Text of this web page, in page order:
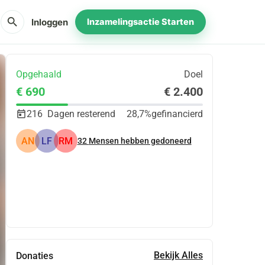
search Inloggen Inzamelingsactie Starten
Opgehaald Doel
€ 690 € 2.400
216 Dagen resterend 28,7%gefinancierd
AN LF RM 32 Mensen hebben gedoneerd
Donaties Bekijk Alles